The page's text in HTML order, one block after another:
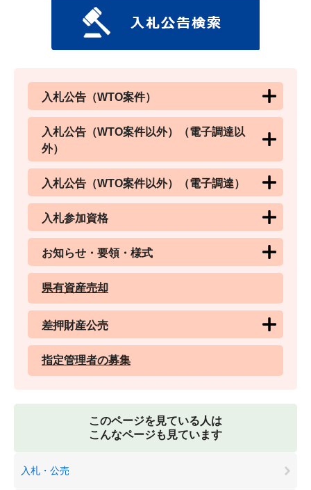
入札公告（WTO案件）
入札公告（WTO案件以外）（電子調達以
外）
入札公告（WTO案件以外）（電子調達）
入札参加資格
お知らせ・要領・様式
県有資産売却
差押財産公売
指定管理者の募集
このページを見ている人は
こんなページも見ています
入札・公売